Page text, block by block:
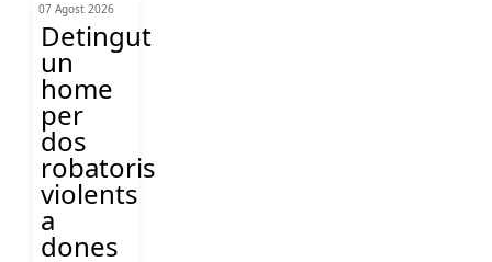
07 Agost 2026
Detingut
un
home
per
dos
robatoris
violents
a
dones